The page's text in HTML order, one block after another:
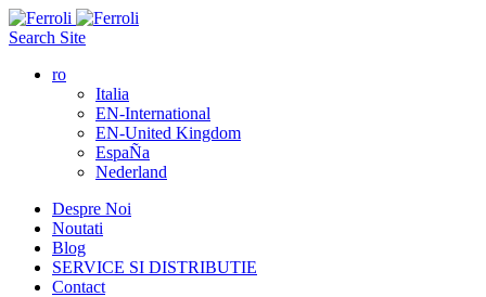
Search Site
ro
Italia
EN-International
EN-United Kingdom
EspaÑa
Nederland
Despre Noi
Noutati
Blog
SERVICE SI DISTRIBUTIE
Contact